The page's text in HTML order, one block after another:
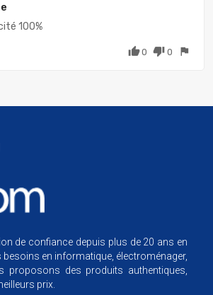
100%
thumb_up0 thumb_down 0 flag
de confiance depuis plus de 20 ans en
en informatique, électroménager,
proposons des produits authentiques,
prix.